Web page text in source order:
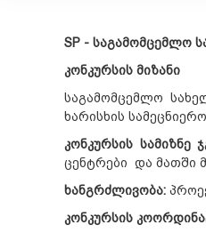
SP - საგამომცემლო
კონკურსის მიზანი
საგამომცემლო
ხარისხის
კონკურსის სამიზნე
ცენტრები და მათში
ხანგრძლივობა:
კონკურსის